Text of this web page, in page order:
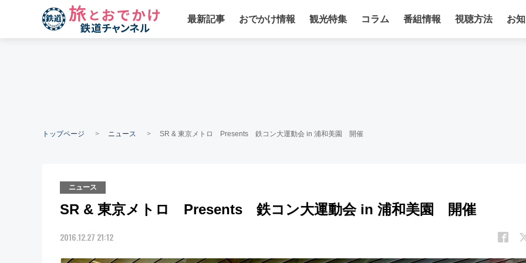
最新記事 おでかけ情報 観光特集 コラム 番組情報 視聴方法 お
トップページ ニュース SR & 東京メトロ Presents 鉄コン大運動会 in 浦和美園 開催
ニュース
SR & 東京メトロ Presents 鉄コン大運動会 in 浦和美園 開催
2016.12.27 21:12